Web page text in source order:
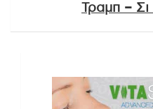
Τραμπ – Σι